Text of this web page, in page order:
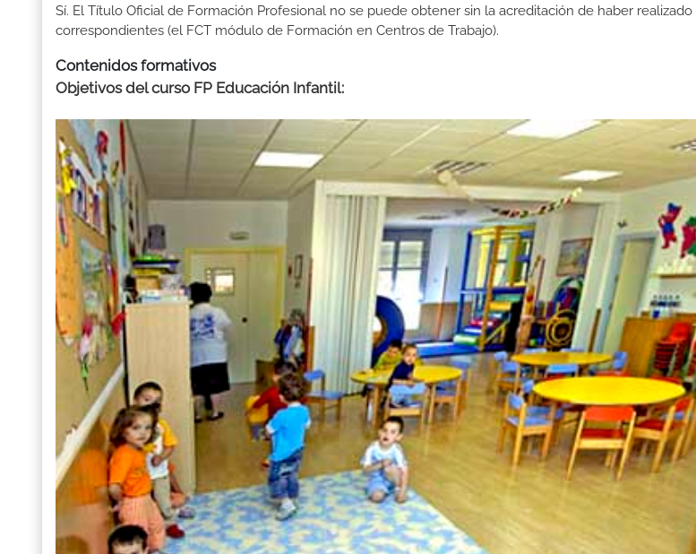
Sí. El Título Oficial de Formación Profesional no se puede obtener sin la acreditación de haber realizado
correspondientes (el FCT módulo de Formación en Centros de Trabajo).
Contenidos formativos
Objetivos del curso FP Educación Infantil: